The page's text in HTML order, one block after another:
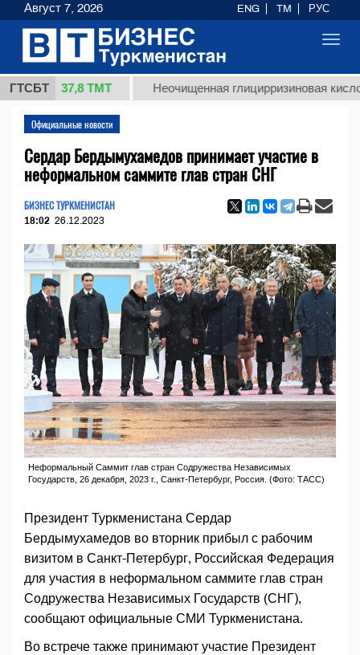
ГТСБТ
37,8 ТМТ Неочищенная глицирризиновая кислота
Официальные новости
Сердар Бердымухамедов принимает участие в
неформальном саммите глав стран СНГ
БИЗНЕС ТУРКМЕНИСТАН
18:02 26.12.2023
Неформальный Саммит глав стран Содружества Независимых
Государств, 26 декабря, 2023 г., Санкт-Петербург, Россия. (Фото: ТАСС)
Президент Туркменистана Сердар
Бердымухамедов во вторник прибыл с рабочим
визитом в Санкт-Петербург, Российская Федерация
для участия в неформальном саммите глав стран
Содружества Независимых Государств (СНГ),
сообщают официальные СМИ Туркменистана.
Во встрече также принимают участие Президент
Август 7, 2026 ENG TM РУС